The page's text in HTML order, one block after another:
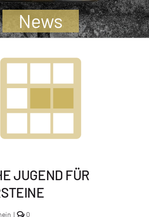
News
JUGEND FÜR
| 0comments